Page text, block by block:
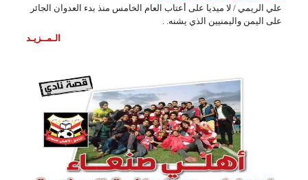
علي الريمي / لا ميديا على أعتاب العام الخامس منذ بدء العدوان الجائر
على اليمن واليمنيين الذي يشنه. .
الـمــزيـد